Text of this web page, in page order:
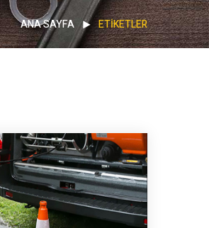
ANA SAYFA ETIKETLER